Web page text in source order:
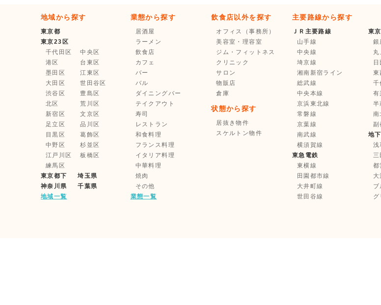
地域から探す
東京都
東京23区
千代田区
中央区
港区
台東区
墨田区
江東区
大田区
世田谷区
渋谷区
豊島区
北区
荒川区
新宿区
文京区
足立区
品川区
目黒区
葛飾区
中野区
杉並区
江戸川区
板橋区
練馬区
東京都下
埼玉県
神奈川県
千葉県
地域一覧
業態から探す
居酒屋
ラーメン
飲食店
カフェ
バー
バル
ダイニングバー
テイクアウト
寿司
レストラン
和食料理
フランス料理
イタリア料理
中華料理
焼肉
その他
業態一覧
飲食店以外を探す
オフィス（事務所）
美容室・理容室
ジム・フィットネス
クリニック
サロン
物販店
倉庫
状態から探す
居抜き物件
スケルトン物件
主要路線から探す
ＪＲ主要路線
山手線
中央線
埼京線
湘南新宿ライン
総武線
中央本線
京浜東北線
常磐線
京葉線
南武線
横須賀線
東急電鉄
東横線
田園都市線
大井町線
世田谷線
東
銀
丸
東
千
有
半
南
副
地
浅
三
都
大
ブ
グ